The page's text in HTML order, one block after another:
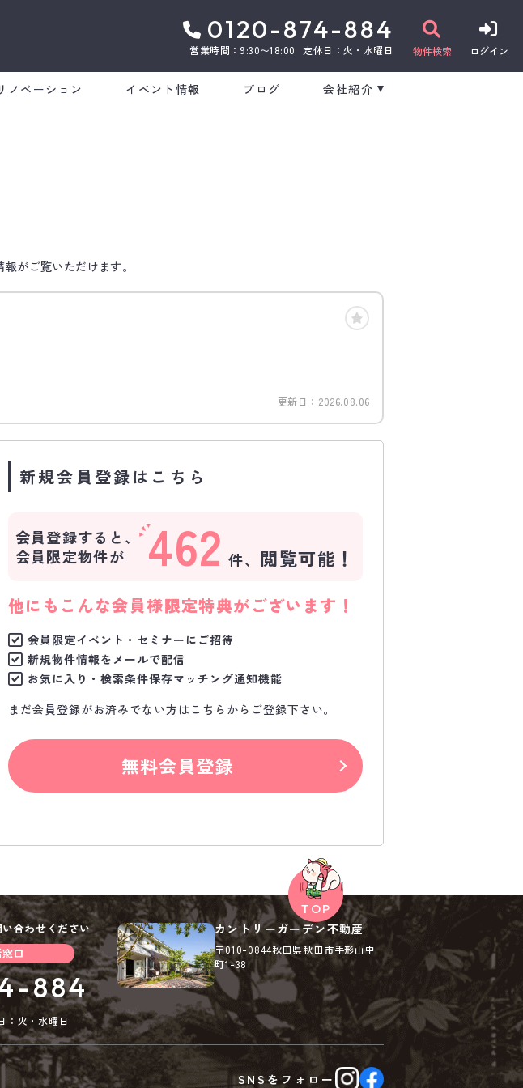
0120-874-884
営業時間：9:30〜18:00 定休日：火・水曜日 物件検索 ログイン
ノベーション イベント情報 ブログ 会社紹介
がご覧いただけます。
更新日： 2026.08.06
新規会員登録はこちら
会員登録すると、
会員限定物件が
462 件、 閲覧可能！
他にもこんな会員様限定特典がございます！
会員限定イベント・セミナーにご招待
新規物件情報をメールで配信
お気に入り・検索条件保存マッチング通知機能
まだ会員登録がお済みでない方はこちらからご登録下さい。
無料会員登録
合わせください
口
884
：火・水曜日
カントリーガーデン不動産
〒010-0844秋田県秋田市手形山中
町1-38
SNSを フォロー